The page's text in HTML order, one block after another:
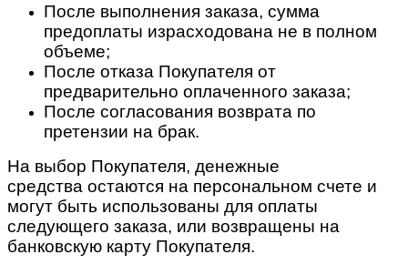
После выполнения заказа, сумма
предоплаты израсходована не в полном
объеме;
После отказа Покупателя от
предварительно оплаченного заказа;
После согласования возврата по
претензии на брак.
На выбор Покупателя, денежные
средства остаются на персональном счете и
могут быть использованы для оплаты
следующего заказа, или возвращены на
банковскую карту Покупателя.